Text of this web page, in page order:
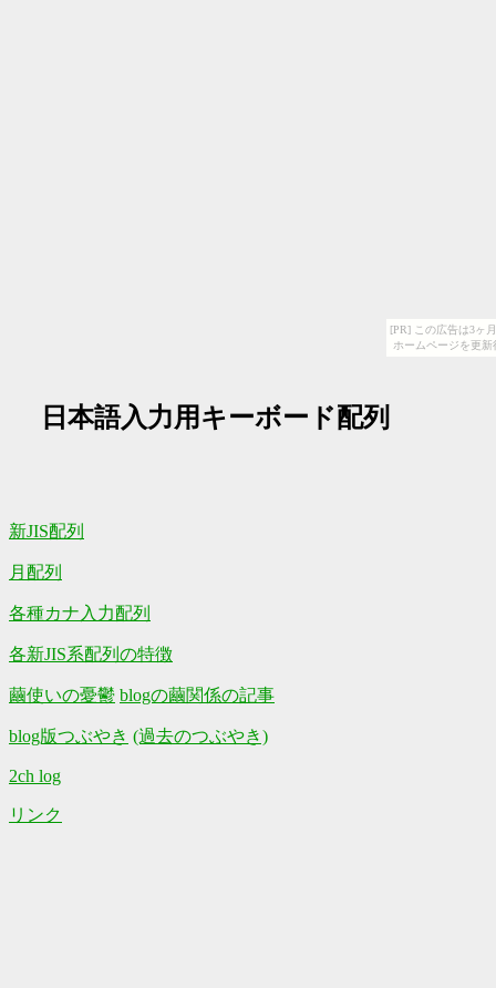
[PR] この広告は3ヶ
ホームページを更
日本語入力用キーボード配列
新JIS配列
月配列
各種カナ入力配列
各新JIS系配列の特徴
繭使いの憂鬱 blogの繭関係の記事
blog版つぶやき (過去のつぶやき)
2ch log
リンク